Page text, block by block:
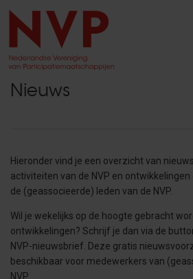
Nieuws
Hieronder vind je een overzicht van
activiteiten van de NVP en
de (geassocieerde) leden van de NVP.
Wil je wekelijks op de hoogte gebracht
ontwikkelingen? Schrijf je dan via de
NVP-nieuwsbrief. Deze gratis
beschikbaar voor medewerkers van
NVP.